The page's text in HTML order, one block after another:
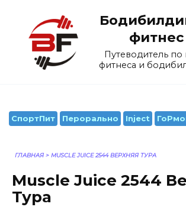
содержанию
фитнес
Путеводитель
фитнеса и
СпортПит Перорально Inject
ГЛАВНАЯ > MUSCLE JUICE 2544 ВЕРХНЯЯ ТУРА
Muscle Juice 2544
Тура